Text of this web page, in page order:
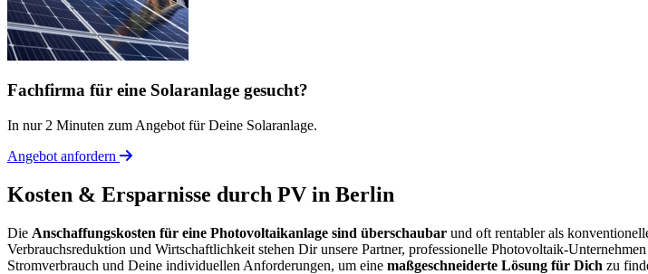
Fachfirma für eine Solaranlage gesucht?
In nur 2 Minuten zum Angebot für Deine Solaranlage.
Angebot anfordern
Kosten & Ersparnisse durch PV in Berlin
Die Anschaffungskosten für eine Photovoltaikanlage sind überschaubar und oft rentabler als
Verbrauchsreduktion und Wirtschaftlichkeit stehen Dir unsere Partner, professionelle Photovoltaik-
Stromverbrauch und Deine individuellen Anforderungen, um eine maßgeschneiderte Lösung für Dich zu